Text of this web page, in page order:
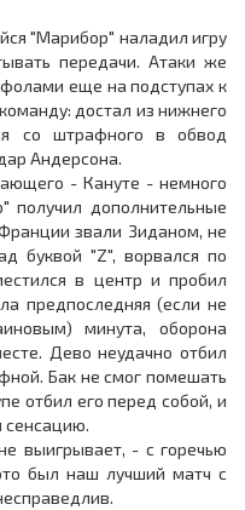
"Марибор" наладил игру
передачи. Атаки же
еще на подступах к
достал из нижнего
со штрафного в обвод
Андерсона.
- Кануте - немного
получил дополнительные
звали Зиданом, не
буквой "Z", ворвался по
в центр и пробил
предпоследняя (если не
минута, оборона
Дево неудачно отбил
Бак не смог помешать
отбил его перед собой, и
выигрывает, - с горечью
был наш лучший матч с